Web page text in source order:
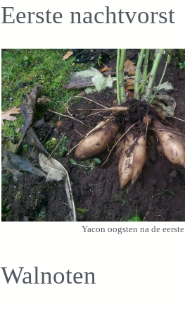
Eerste nachtvorst
Yacon oogsten na de
Walnoten